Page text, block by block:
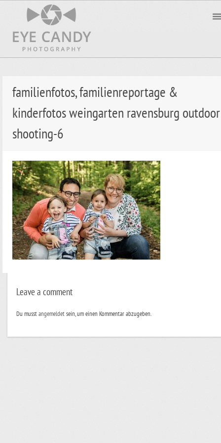
familienfotos, familienreportage &
kinderfotos weingarten ravensburg outdoor
shooting-6
Leave a comment
Du musstangemeldetsein, um einen Kommentar abzugeben.